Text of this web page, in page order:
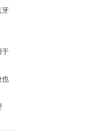
牙
于
也